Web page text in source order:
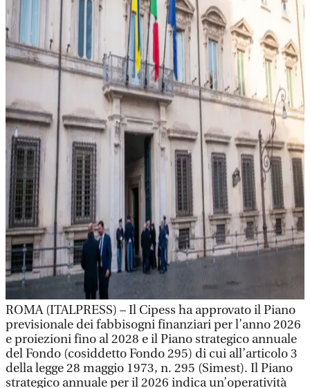
ROMA (ITALPRESS) – Il Cipess ha approvato il Piano
previsionale dei fabbisogni finanziari per l’anno 2026
e proiezioni fino al 2028 e il Piano strategico annuale
del Fondo (cosiddetto Fondo 295) di cui all’articolo 3
della legge 28 maggio 1973, n. 295 (Simest). Il Piano
strategico annuale per il 2026 indica un’operatività